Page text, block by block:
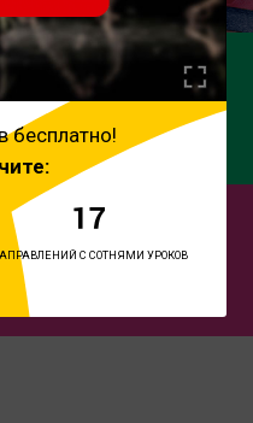
ФИТНЕС
СОВРЕМЕННЫЙ ТАНЕЦ
бесплатно!
С СОТНЯМИ УРОКОВ